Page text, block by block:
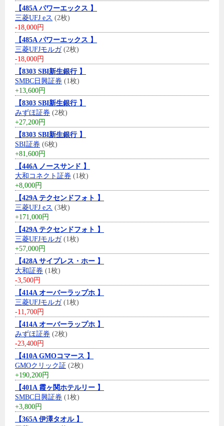
【485A パワーエックス 】
三菱UFJ eス (2枚)
-18,000円
【485A パワーエックス 】
三菱UFJモルガ(2枚)
-18,000円
【8303 SBI新生銀行 】
SMBC日興証券 (1枚)
+13,600円
【8303 SBI新生銀行 】
みずほ証券 (2枚)
+27,200円
【8303 SBI新生銀行 】
SBI証券 (6枚)
+81,600円
【446A ノースサンド 】
大和コネクト証券 (1枚)
+8,000円
【429A テクセンドフォト 】
三菱UFJ eス (3枚)
+171,000円
【429A テクセンドフォト 】
三菱UFJモルガ(1枚)
+57,000円
【428A サイプレス・ホー 】
大和証券 (1枚)
-3,500円
【414A オーバーラップホ 】
三菱UFJモルガ(1枚)
-11,700円
【414A オーバーラップホ 】
みずほ証券 (2枚)
-23,400円
【410A GMOコマース 】
GMOクリック証 (2枚)
+190,200円
【401A 霞ヶ関ホテルリー 】
SMBC日興証券 (1枚)
+3,800円
【365A 伊澤タオル 】